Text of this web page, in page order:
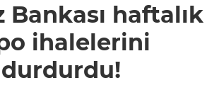
repo
ihalelerini
Bankası haftalık
ihalelerini
durdurdu!